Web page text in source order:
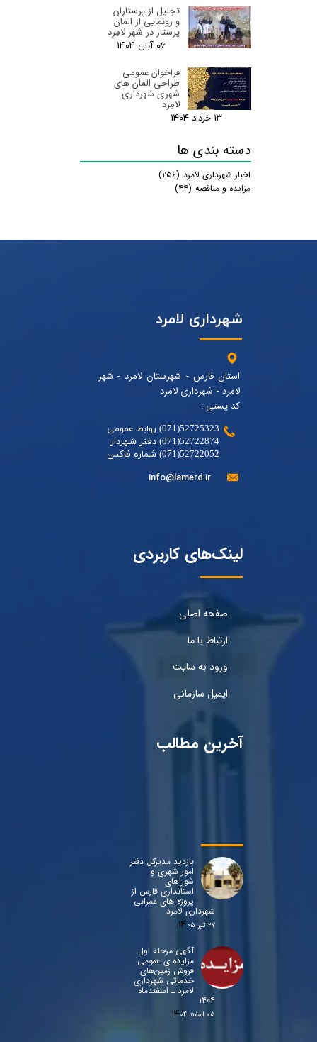
تجلیل از پرستاران
و رونمایی از المان
پرستار در شهر لامِرد
۰۶ آبان ۰۴
فراخوان عمومی
طراحی المان های
شهری شهرداری
لامِرد
۱۳ خرداد ۰۴
دسته بندی ها
اخبار شهرداری لامرد (۲۵۶)
مزایده و مناقصه (۴۴)
شهرداری لامرد
استان فارس - شهرستان لامرد - شهر
لامرد - شهرداری لامرد
کد پستی :
52725323(071) روابط عمومی
52722874(071) دفتر شهردار
52722052(071) شماره فاکس
info@lamerd.ir
لینک‌های کاربردی
صفحه اصلی
ارتباط با ما
ورود به سایت
ایمیل سازمانی
آخرین مطالب
بازدید مدیرکل دفتر
امور شهری و
شوراهای
استانداری فارس از
پروژه های عمرانی
شهرداری لامرد
۲۷ تیر ۰۵
آگهی مرحله اول
مزایده ی عمومی
فروش زمین‌های
خدماتی شهرداری
لامرد ـ اسفندماه
۱۴۰۴
۰۵ اسفند ۰۴